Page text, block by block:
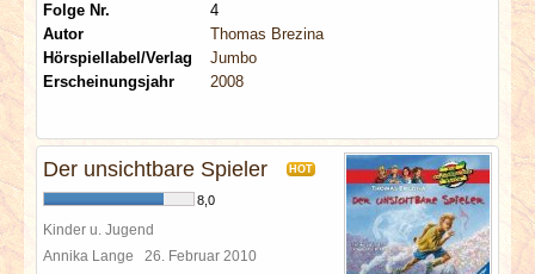
Folge Nr.
4
Autor
Thomas Brezina
Hörspiellabel/Verlag
Jumbo
Erscheinungsjahr
2008
Der unsichtbare Spieler HOT
8,0
Kinder u. Jugend
Annika Lange 26. Februar 2010